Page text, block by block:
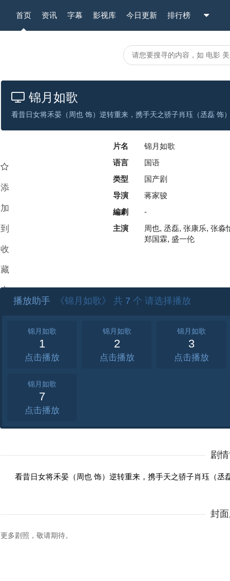
首页 资讯 字幕 影视库 今日更新 排行榜
锦月如歌
看昔日女将禾晏（周也 饰）逆转重来，携手天之骄子肖珏（丞磊 饰
添
加
到
收
藏
夹
片名
锦月如歌
语言
国语
类型
国产剧
导演
蒋家骏
編劇
-
主演
周也, 丞磊, 张康乐, 张淼
郑国霖, 盛一伦
播放助手 《锦月如歌》 共 7 个 请选择播放
锦月如歌
1
点击
锦月如歌
2
点击
锦月如歌
3
点击
锦月如歌
7
点击
剧
看昔日女将禾晏（周也 饰）逆转重来，携手天之骄子肖珏（
封
更多剧照，敬请期待。